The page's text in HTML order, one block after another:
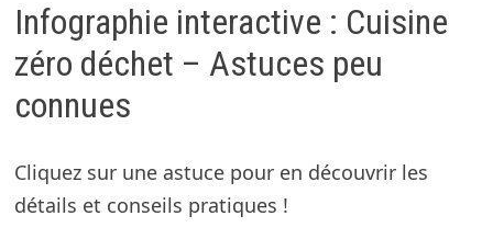
Infographie interactive : Cuisine
zéro déchet – Astuces peu
connues
Cliquez sur une astuce pour en découvrir les
détails et conseils pratiques !